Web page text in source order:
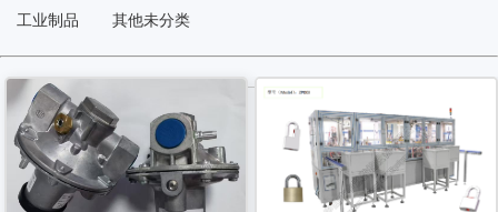
工业制品
其他未分类